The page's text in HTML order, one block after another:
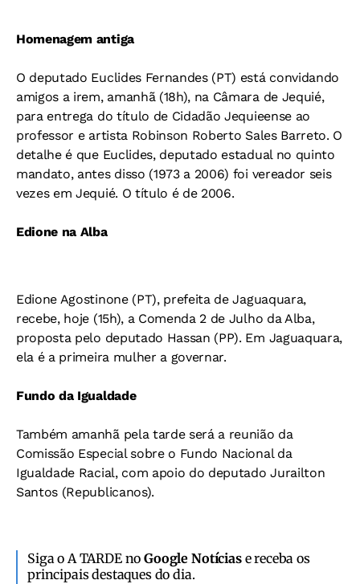
Homenagem antiga
O deputado Euclides Fernandes (PT) está convidando
amigos a irem, amanhã (18h), na Câmara de Jequié,
para entrega do título de Cidadão Jequieense ao
professor e artista Robinson Roberto Sales Barreto. O
detalhe é que Euclides, deputado estadual no quinto
mandato, antes disso (1973 a 2006) foi vereador seis
vezes em Jequié. O título é de 2006.
Edione na Alba
Edione Agostinone (PT), prefeita de Jaguaquara,
recebe, hoje (15h), a Comenda 2 de Julho da Alba,
proposta pelo deputado Hassan (PP). Em Jaguaquara,
ela é a primeira mulher a governar.
Fundo da Igualdade
Também amanhã pela tarde será a reunião da
Comissão Especial sobre o Fundo Nacional da
Igualdade Racial, com apoio do deputado Jurailton
Santos (Republicanos).
Siga o A TARDE noGoogle Notíciase receba os
principais destaques do dia.